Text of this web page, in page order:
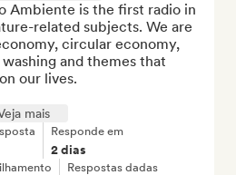
Ambiente is the first radio in
related subjects. We are
circular economy,
and themes that
our lives.
mais
Responde em
2 dias
Respostas dadas